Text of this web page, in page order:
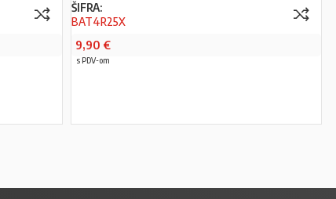
ŠIFRA:
BAT4R25X
9,90 €
s PDV-om